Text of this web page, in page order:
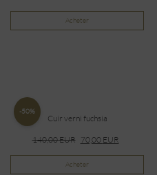
Acheter
-50%
Cuir verni fuchsia
140,00EUR 70,00 EUR
Acheter